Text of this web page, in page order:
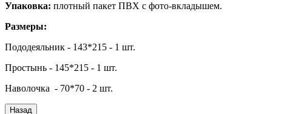
Упаковка: плотный пакет ПВХ с фото-вкладышем.
Размеры:
Пододеяльник - 143*215 - 1 шт.
Простынь - 145*215 - 1 шт.
Наволочка - 70*70 - 2 шт.